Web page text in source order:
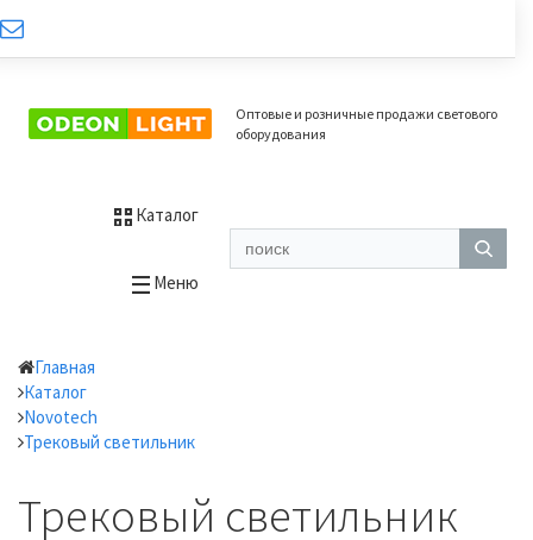
Оптовые и розничные продажи светового
оборудования
Каталог
Меню
Главная
Каталог
Novotech
Трековый светильник
Трековый светильник